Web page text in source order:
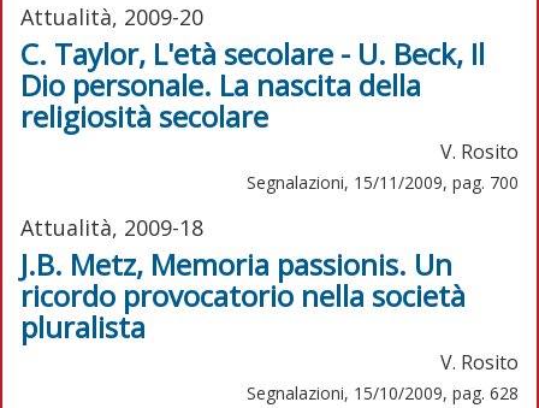
Attualità, 2009-20
C. Taylor, L'età secolare - U. Beck, Il
Dio personale. La nascita della
religiosità secolare
V. Rosito
Segnalazioni, 15/11/2009, pag. 700
Attualità, 2009-18
J.B. Metz, Memoria passionis. Un
ricordo provocatorio nella società
pluralista
V. Rosito
Segnalazioni, 15/10/2009, pag. 628